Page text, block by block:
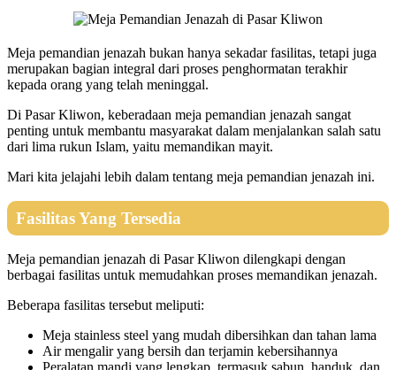
Meja pemandian jenazah bukan hanya sekadar fasilitas, tetapi juga
merupakan bagian integral dari proses penghormatan terakhir
kepada orang yang telah meninggal.
Di Pasar Kliwon, keberadaan meja pemandian jenazah sangat
penting untuk membantu masyarakat dalam menjalankan salah satu
dari lima rukun Islam, yaitu memandikan mayit.
Mari kita jelajahi lebih dalam tentang meja pemandian jenazah ini.
Fasilitas Yang Tersedia
Meja pemandian jenazah di Pasar Kliwon dilengkapi dengan
berbagai fasilitas untuk memudahkan proses memandikan jenazah.
Beberapa fasilitas tersebut meliputi:
Meja stainless steel yang mudah dibersihkan dan tahan lama
Air mengalir yang bersih dan terjamin kebersihannya